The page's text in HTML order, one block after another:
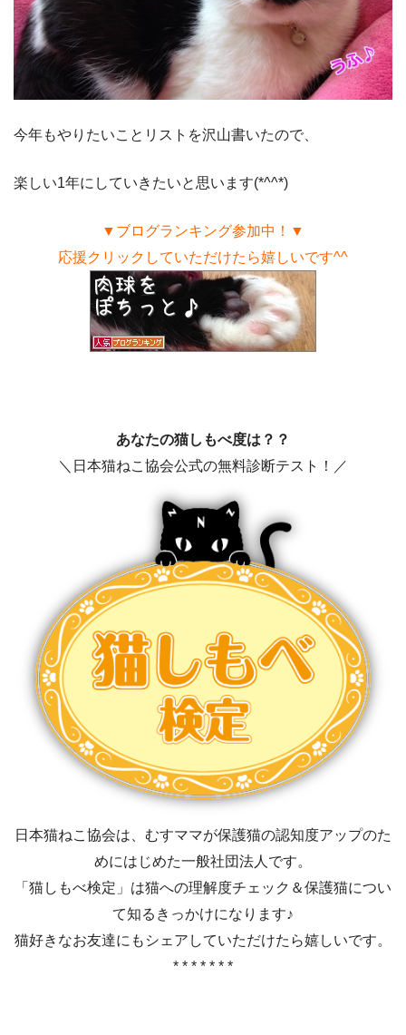
今年もやりたいことリストを沢山書いたので、
楽しい1年にしていきたいと思います(*^^*)
▼ブログランキング参加中！▼
応援クリックしていただけたら嬉しいです^^
あなたの猫しもべ度は？？
＼日本猫ねこ協会公式の無料診断テスト！／
日本猫ねこ協会は、むすママが保護猫の認知度アップのた
めにはじめた一般社団法人です。
「猫しもべ検定」は猫への理解度チェック＆保護猫につい
て知るきっかけになります♪
猫好きなお友達にもシェアしていただけたら嬉しいです。
* * * * * * *